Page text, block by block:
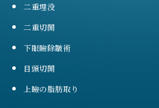
二重埋没
二重切開
下眼瞼除皺術
目頭切開
上瞼の脂肪取り